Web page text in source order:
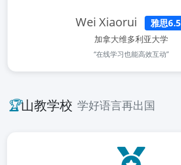
Wei Xiaorui 雅思6.5
加拿大维多利亚大学
“在线学习也能高效互动”
🏆山教学校 学好语言再出国